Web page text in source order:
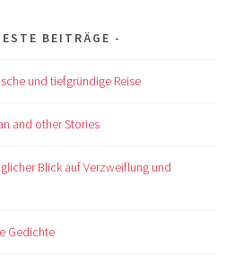
BEITRÄGE
und tiefgründige Reise
and other Stories
Blick auf Verzweiflung und
Gedichte